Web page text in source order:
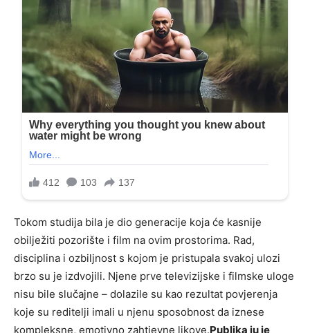
Tokom studija bila je dio generacije koja će kasnije
obilježiti pozorište i film na ovim prostorima. Rad,
disciplina i ozbiljnost s kojom je pristupala svakoj ulozi
brzo su je izdvojili. Njene prve televizijske i filmske uloge
nisu bile slučajne – dolazile su kao rezultat povjerenja
koje su reditelji imali u njenu sposobnost da iznese
kompleksne, emotivno zahtjevne likove.Publika ju je